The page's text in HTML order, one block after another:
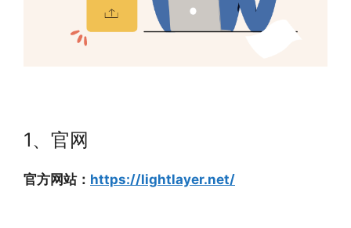
1、官网
官方网站： https://lightlayer.net/